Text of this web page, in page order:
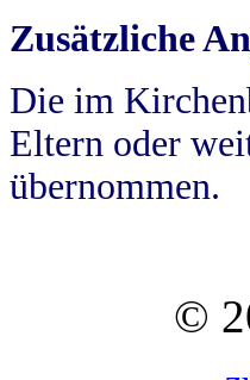
Zusätzliche
Die im
Eltern oder
übernommen.
©